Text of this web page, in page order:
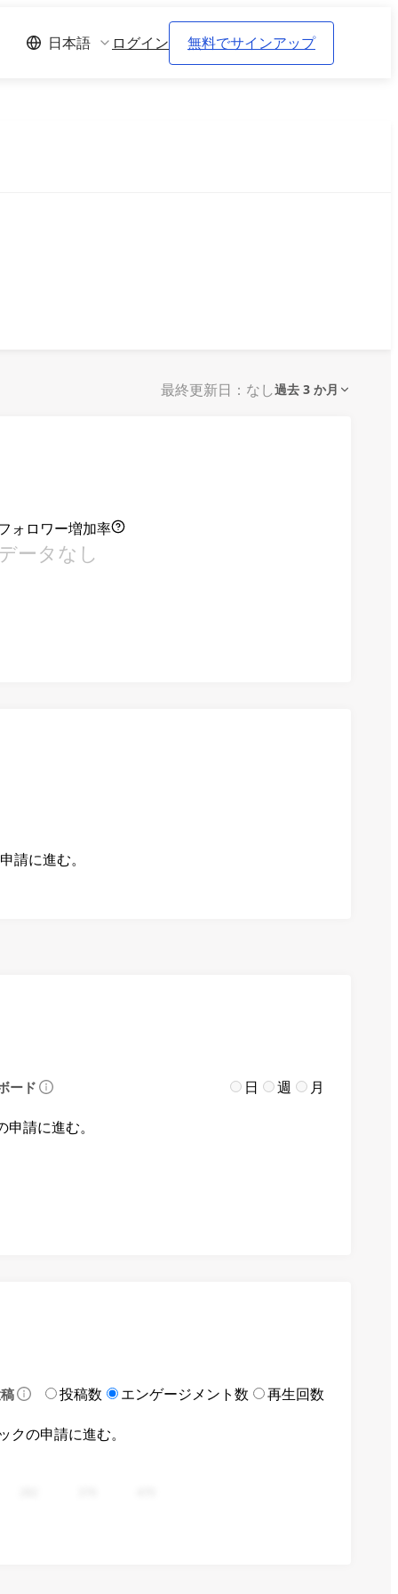
日本語 ログイン 無料でサインアップ
最終更新日：なし過去 3 か月
ォロワー増加率
ータなし
請に進む。
ード 日 週 月
請に進む。
投稿数 エンゲージメント数 再生回数
の申請に進む。